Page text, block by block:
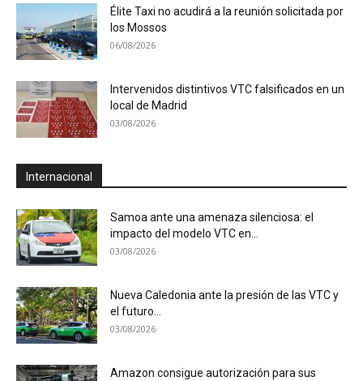
Élite Taxi no acudirá a la reunión solicitada por
los Mossos
06/08/2026
Intervenidos distintivos VTC falsificados en un
local de Madrid
03/08/2026
Internacional
Samoa ante una amenaza silenciosa: el
impacto del modelo VTC en...
03/08/2026
Nueva Caledonia ante la presión de las VTC y
el futuro...
03/08/2026
Amazon consigue autorización para sus